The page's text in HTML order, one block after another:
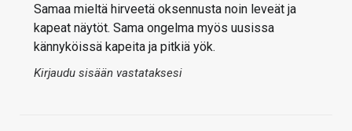
Samaa mieltä hirveetä oksennusta noin leveät ja
kapeat näytöt. Sama ongelma myös uusissa
kännyköissä kapeita ja pitkiä yök.
Kirjaudu sisään vastataksesi